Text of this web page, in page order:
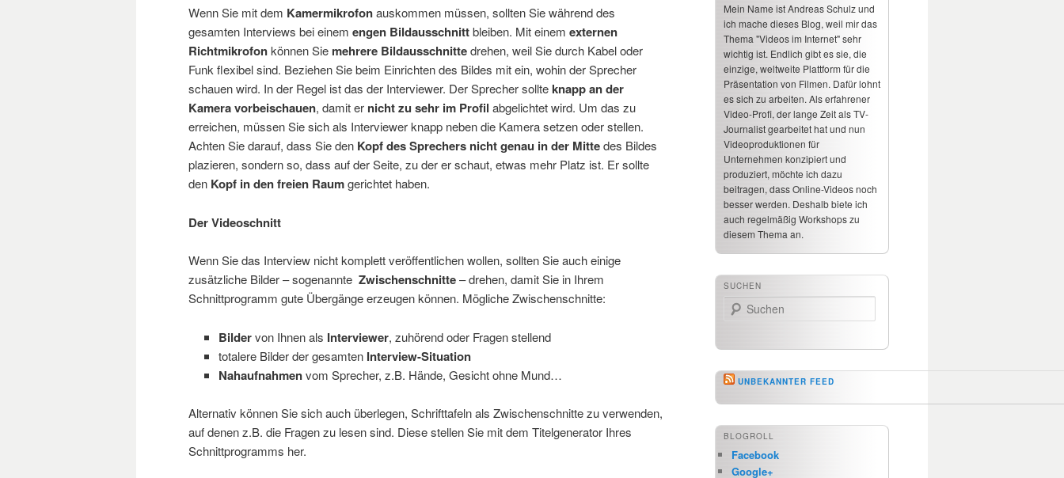
Wenn Sie mit dem Kamermikrofonauskommen müssen, sollten Sie während des
gesamten Interviews bei einem engen Bildausschnittbleiben. Mit einem externen
Richtmikrofonkönnen Sie mehrere Bildausschnittedrehen, weil Sie durch Kabel oder
Funk flexibel sind. Beziehen Sie beim Einrichten des Bildes mit ein, wohin der Sprecher
schauen wird. In der Regel ist das der Interviewer. Der Sprecher sollteknapp an der
Kamera vorbeischauen, damit er nicht zu sehr im Profil abgelichtet wird. Um das zu
erreichen, müssen Sie sich als Interviewer knapp neben die Kamera setzen oder stellen.
Achten Sie darauf, dass Sie den Kopf des Sprechers nicht genau in der Mittedes Bildes
plazieren, sondern so, dass auf der Seite, zu der er schaut, etwas mehr Platz ist. Er sollte
den Kopf in den freien Raumgerichtet haben.
Der Videoschnitt
Wenn Sie das Interview nicht komplett veröffentlichen wollen, sollten Sie auch einige
zusätzliche Bilder – sogenannte Zwischenschnitte– drehen, damit Sie in Ihrem
Schnittprogramm gute Übergänge erzeugen können. Mögliche Zwischenschnitte:
Bildervon Ihnen als Interviewer, zuhörend oder Fragen stellend
totalere Bilder der gesamten Interview-Situation
Nahaufnahmenvom Sprecher, z.B. Hände, Gesicht ohne Mund…
Alternativ können Sie sich auch überlegen, Schrifttafeln als Zwischenschnitte zu verwenden,
auf denen z.B. die Fragen zu lesen sind. Diese stellen Sie mit dem Titelgenerator Ihres
Schnittprogramms her.
Mein Name ist Andreas Schulz und
ich mache dieses Blog, weil mir das
Thema "Videos im Internet" sehr
wichtig ist. Endlich gibt es sie, die
einzige, weltweite Plattform für die
Präsentation von Filmen. Dafür lohnt
es sich zu arbeiten. Als erfahrener
Video-Profi, der lange Zeit als TV-
Journalist gearbeitet hat und nun
Videoproduktionen für
Unternehmen konzipiert und
produziert, möchte ich dazu
beitragen, dass Online-Videos noch
besser werden. Deshalb biete ich
auch regelmäßig Workshops zu
diesem Thema an.
SUCHEN
Suchen
UNBEKANNTER FEED
BLOGROLL
Facebook
Google+